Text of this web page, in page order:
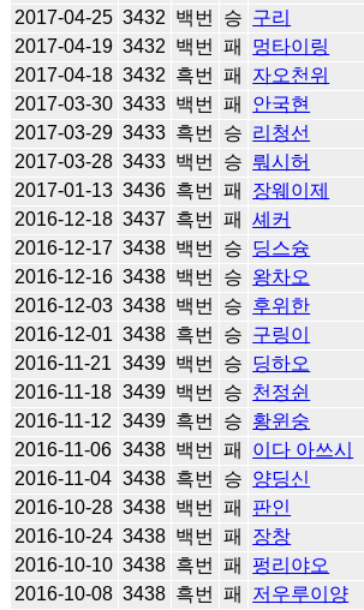
2017-04-25 3432 백번 승 구리
2017-04-19 3432 백번 패 멍타이링
2017-04-18 3432 흑번 패 자오천위
2017-03-30 3433 백번 패 안국현
2017-03-29 3433 흑번 승 리청선
2017-03-28 3433 백번 승 뤄시허
2017-01-13 3436 흑번 패 장웨이제
2016-12-18 3437 흑번 패 셰커
2016-12-17 3438 백번 승 딩스슝
2016-12-16 3438 백번 승 왕차오
2016-12-03 3438 백번 승 후위한
2016-12-01 3438 흑번 승 구링이
2016-11-21 3439 백번 승 딩하오
2016-11-18 3439 백번 승 천정쉰
2016-11-12 3439 흑번 승 황윈숭
2016-11-06 3438 백번 패 이다 아쓰시
2016-11-04 3438 흑번 승 양딩신
2016-10-28 3438 백번 패 판인
2016-10-24 3438 백번 패 장창
2016-10-10 3438 흑번 패 펑리야오
2016-10-08 3438 흑번 패 저우루이양